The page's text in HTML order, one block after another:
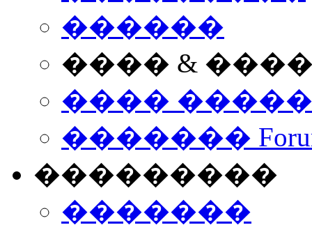
������
���� &
����
�������
���������
�������